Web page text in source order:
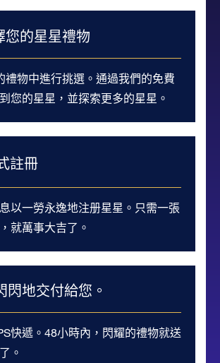
您的星星禮物
禮物中進行挑選。通過我們的免費
您的星星，並探索更多的星星。
註冊
以一勞永逸地注册星星。只需一張
就萬事大吉了。
閃地交付給您。
快遞。48小時內，閃耀的禮物就送
。